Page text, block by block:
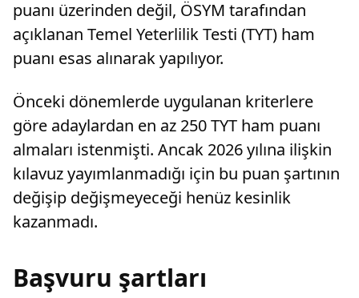
puanı üzerinden değil, ÖSYM tarafından
açıklanan Temel Yeterlilik Testi (TYT) ham
puanı esas alınarak yapılıyor.
Önceki dönemlerde uygulanan kriterlere
göre adaylardan en az 250 TYT ham puanı
almaları istenmişti. Ancak 2026 yılına ilişkin
kılavuz yayımlanmadığı için bu puan şartının
değişip değişmeyeceği henüz kesinlik
kazanmadı.
Başvuru şartları